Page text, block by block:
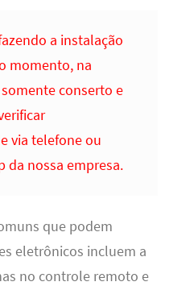
a instalação
momento, na
conserto e
via telefone ou
da nossa empresa.
que podem
eletrônicos incluem a
no controle remoto e